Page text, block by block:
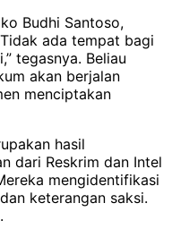
Budhi Santoso,
ada tempat bagi
tegasnya. Beliau
akan berjalan
menciptakan
hasil
dari Reskrim dan Intel
mengidentifikasi
keterangan saksi.